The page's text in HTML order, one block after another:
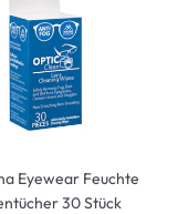
Eyewear Feuchte
30 Stück